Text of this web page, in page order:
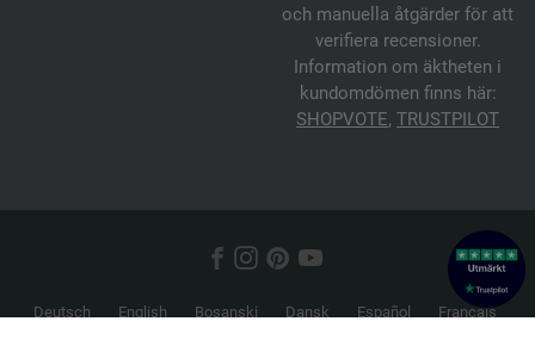
och manuella åtgärder för att
verifiera recensioner.
Information om äktheten i
kundomdömen finns här:
SHOPVOTE, TRUSTPILOT
Deutsch English Bosanski Dansk Español
Français